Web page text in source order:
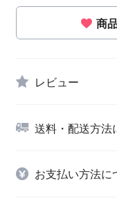
商
レビュー
送料・配送方法
お支払い方法に